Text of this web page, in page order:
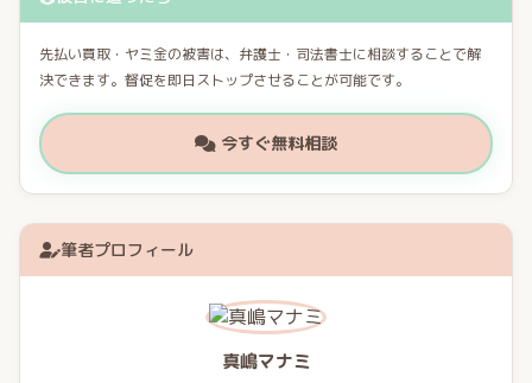
先払い買取・ヤミ金の被害は、弁護士・司法書士に相談することで解
決できます。督促を即日ストップさせることが可能です。
今すぐ無料相談
筆者プロフィール
真嶋マナミ